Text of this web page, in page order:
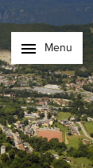
Menu